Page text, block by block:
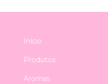
Início
Produtos
Aromas